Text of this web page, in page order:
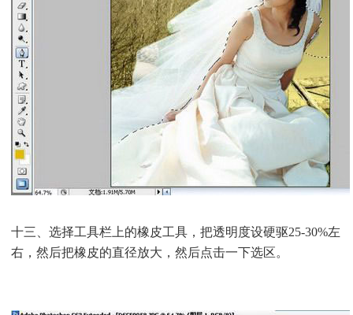
十三、选择工具栏上的橡皮工具，把透明度设硬驱25-30%左
右，然后把橡皮的直径放大，然后点击一下选区。